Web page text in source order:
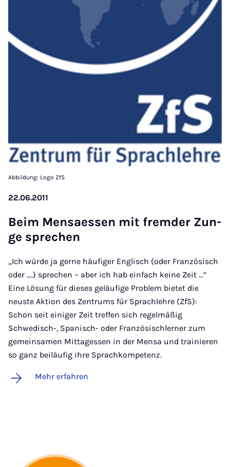
Abbildung: Logo ZfS
22.06.2011
Beim Men­sa­es­sen mit frem­der Zun­
ge spre­chen
„Ich würde ja gerne häufiger Englisch (oder Französisch
oder ….) sprechen – aber ich hab einfach keine Zeit …“
Eine Lösung für dieses geläufige Problem bietet die
neuste Aktion des Zentrums für Sprachlehre (ZfS):
Schon seit einiger Zeit treffen sich regelmäßig
Schwedisch-, Spanisch- oder Französischlerner zum
gemeinsamen Mittagessen in der Mensa und trainieren
so ganz beiläufig ihre Sprachkompetenz.
Mehr erfahren